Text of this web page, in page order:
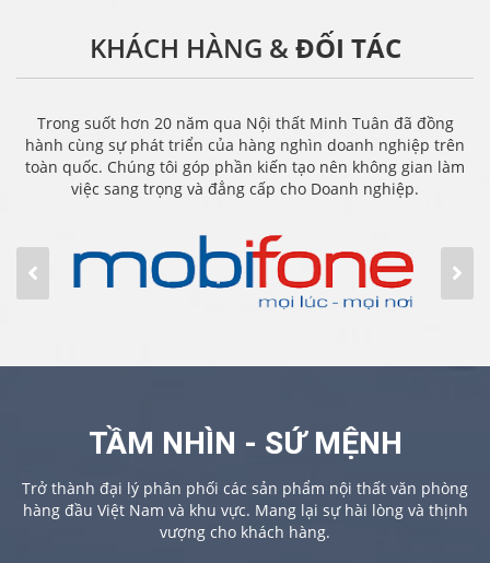
KHÁCH HÀNG &ĐỐI TÁC
Trong suốt hơn 20 năm qua Nội thất Minh Tuân đã đồng
hành cùng sự phát triển của hàng nghìn doanh nghiệp trên
toàn quốc. Chúng tôi góp phần kiến tạo nên không gian làm
việc sang trọng và đẳng cấp cho Doanh nghiệp.
TẦM NHÌN - SỨ MỆNH
Trở thành đại lý phân phối các sản phẩm nội thất văn phòng
hàng đầu Việt Nam và khu vực. Mang lại sự hài lòng và thịnh
vượng cho khách hàng.